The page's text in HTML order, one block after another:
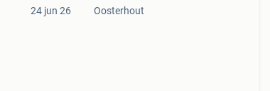
24 jun 26 Oosterhout